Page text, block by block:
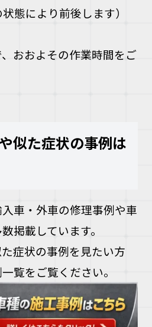
態により前後します）
おおよその作業時間をご
似た症状の事例は
車・外車の修理事例や車
掲載しています。
症状の事例を見たい方
覧をご覧ください。